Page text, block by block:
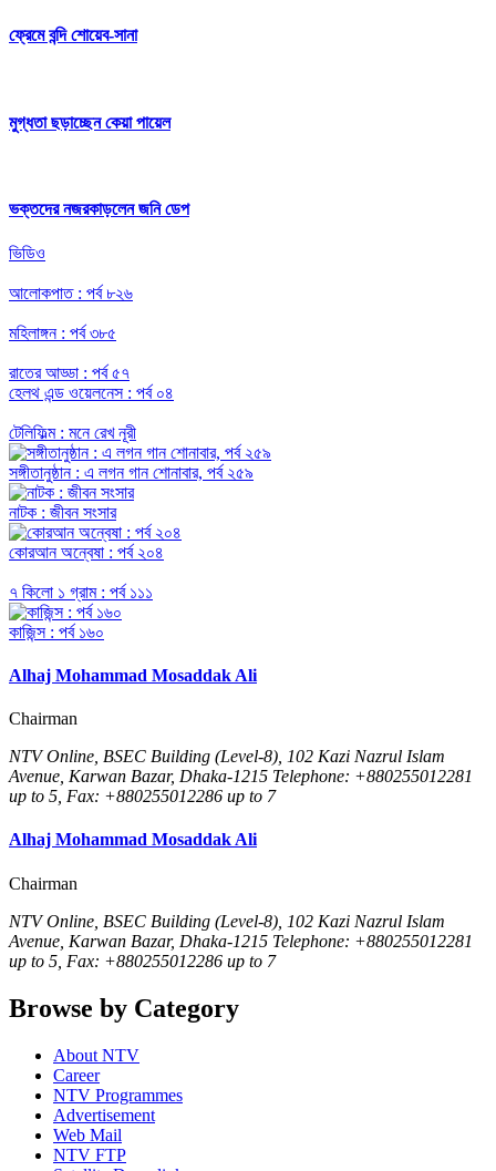
ফ্রেমে বন্দি শোয়েব-সানা
মুগ্ধতা ছড়াচ্ছেন কেয়া পায়েল
ভক্তদের নজরকাড়লেন জনি ডেপ
ভিডিও
আলোকপাত : পর্ব ৮২৬
মহিলাঙ্গন : পর্ব ৩৮৫
রাতের আড্ডা : পর্ব ৫৭
হেলথ এন্ড ওয়েলনেস : পর্ব ০৪
টেলিফিল্ম : মনে রেখ নূরী
সঙ্গীতানুষ্ঠান : এ লগন গান শোনাবার, পর্ব ২৫৯
নাটক : জীবন সংসার
কোরআন অন্বেষা : পর্ব ২০৪
৭ কিলো ১ গ্রাম : পর্ব ১১১
কাজিন্স : পর্ব ১৬০
Alhaj Mohammad Mosaddak Ali
Chairman
NTV Online, BSEC Building (Level-8), 102 Kazi Nazrul Islam
Avenue, Karwan Bazar, Dhaka-1215 Telephone: +880255012281
up to 5, Fax: +880255012286 up to 7
Alhaj Mohammad Mosaddak Ali
Chairman
NTV Online, BSEC Building (Level-8), 102 Kazi Nazrul Islam
Avenue, Karwan Bazar, Dhaka-1215 Telephone: +880255012281
up to 5, Fax: +880255012286 up to 7
Browse by Category
About NTV
Career
NTV Programmes
Advertisement
Web Mail
NTV FTP